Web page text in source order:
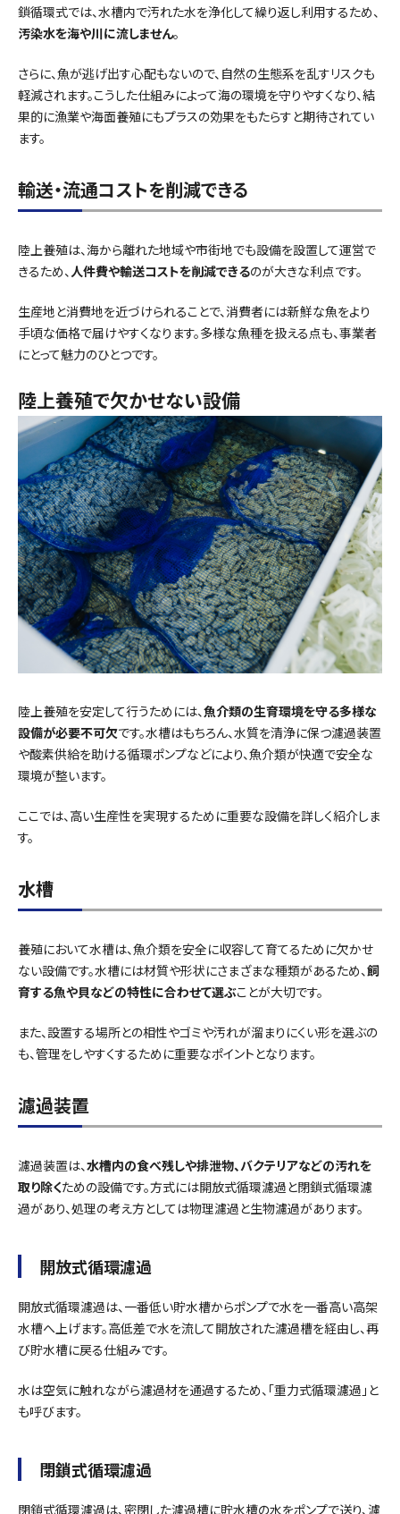
鎖循環式では、水槽内で汚れた水を浄化して繰り返し利用するため、
汚染水を海や川に流しません。
さらに、魚が逃げ出す心配もないので、自然の生態系を乱すリスクも
軽減されます。こうした仕組みによって海の環境を守りやすくなり、結
果的に漁業や海面養殖にもプラスの効果をもたらすと期待されてい
ます。
輸送・流通コストを削減できる
陸上養殖は、海から離れた地域や市街地でも設備を設置して運営で
きるため、 人件費や輸送コストを削減できるのが大きな利点です。
生産地と消費地を近づけられることで、消費者には新鮮な魚をより
手頃な価格で届けやすくなります。多様な魚種を扱える点も、事業者
にとって魅力のひとつです。
陸上養殖で欠かせない設備
陸上養殖を安定して行うためには、魚介類の生育環境を守る多様な
設備が必要不可欠です。水槽はもちろん、水質を清浄に保つ濾過装置
や酸素供給を助ける循環ポンプなどにより、魚介類が快適で安全な
環境が整います。
ここでは、高い生産性を実現するために重要な設備を詳しく紹介しま
す。
水槽
養殖において水槽は、魚介類を安全に収容して育てるために欠かせ
ない設備です。水槽には材質や形状にさまざまな種類があるため、飼
育する魚や貝などの特性に合わせて選ぶことが大切です。
また、設置する場所との相性やゴミや汚れが溜まりにくい形を選ぶの
も、管理をしやすくするために重要なポイントとなります。
濾過装置
濾過装置は、水槽内の食べ残しや排泄物、バクテリアなどの汚れを
取り除くための設備です。方式には開放式循環濾過と閉鎖式循環濾
過があり、処理の考え方としては物理濾過と生物濾過があります。
開放式循環濾過
開放式循環濾過は、一番低い貯水槽からポンプで水を一番高い高架
水槽へ上げます。高低差で水を流して開放された濾過槽を経由し、再
び貯水槽に戻る仕組みです。
水は空気に触れながら濾過材を通過するため、「重力式循環濾過」と
も呼びます。
閉鎖式循環濾過
閉鎖式循環濾過は、密閉した濾過槽に貯水槽の水をポンプで送り、濾